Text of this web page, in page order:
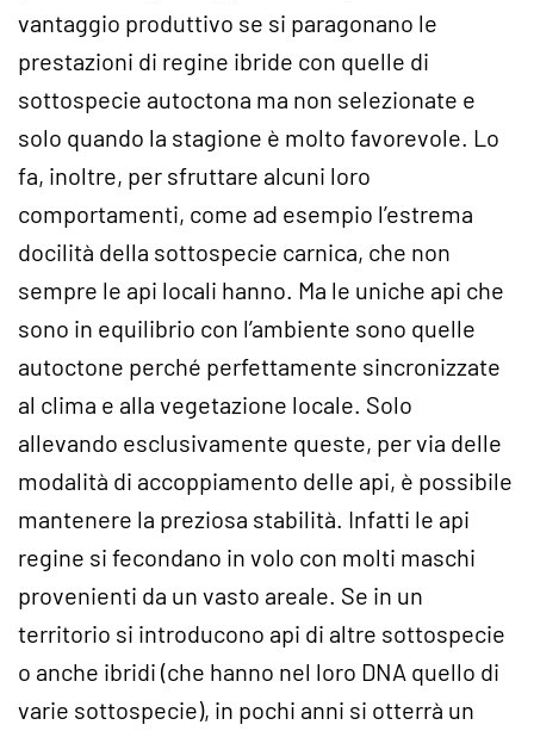
vantaggio produttivo se si paragonano le
prestazioni di regine ibride con quelle di
sottospecie autoctona ma non selezionate e
solo quando la stagione è molto favorevole. Lo
fa, inoltre, per sfruttare alcuni loro
comportamenti, come ad esempio l’estrema
docilità della sottospecie carnica, che non
sempre le api locali hanno. Ma le uniche api che
sono in equilibrio con l’ambiente sono quelle
autoctone perché perfettamente sincronizzate
al clima e alla vegetazione locale. Solo
allevando esclusivamente queste, per via delle
modalità di accoppiamento delle api, è possibile
mantenere la preziosa stabilità. Infatti le api
regine si fecondano in volo con molti maschi
provenienti da un vasto areale. Se in un
territorio si introducono api di altre sottospecie
o anche ibridi (che hanno nel loro DNA quello di
varie sottospecie), in pochi anni si otterrà un